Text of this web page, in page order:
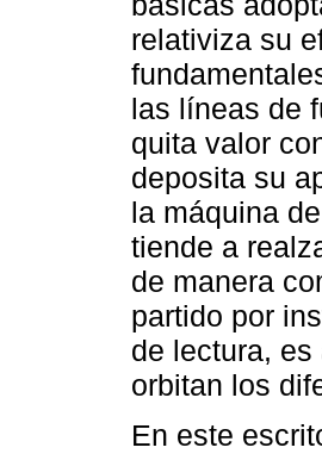
relativiza su
las líneas de
quita valor
deposita su
la máquina
tiende a
de manera
partido por
de lectura,
orbitan los
En este